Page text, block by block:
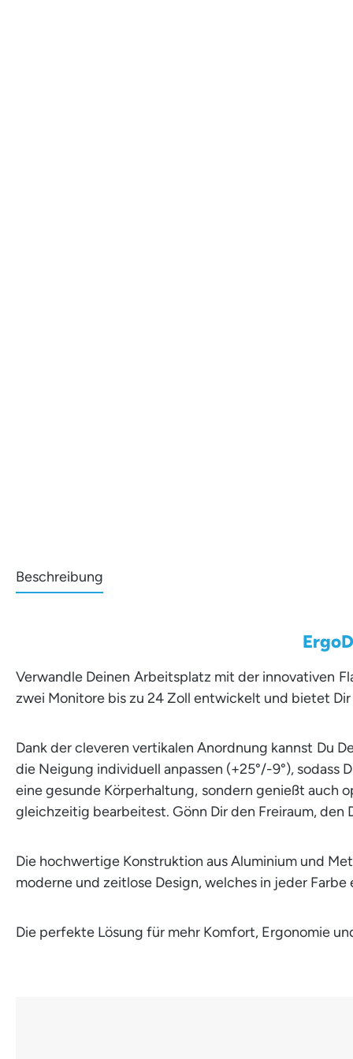
Beschreibung
Verwandle Deinen Arbeitsplatz mit der innovativen
zwei Monitore bis zu 24 Zoll entwickelt und bietet
Dank der cleveren vertikalen Anordnung kannst Du
die Neigung individuell anpassen (+25°/-9°), sodass
eine gesunde Körperhaltung, sondern genießt auch
gleichzeitig bearbeitest. Gönn Dir den Freiraum,
Die hochwertige Konstruktion aus Aluminium und
moderne und zeitlose Design, welches in jeder
Die perfekte Lösung für mehr Komfort, Ergonomie